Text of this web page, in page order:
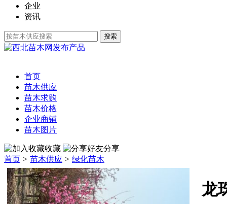
企业
资讯
发布产品
首页
苗木供应
苗木求购
苗木价格
企业商铺
苗木图片
收藏
分享
首页 > 苗木供应 > 绿化苗木
龙